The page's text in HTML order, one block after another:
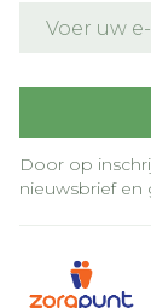
Door op
nieuwsbrief en